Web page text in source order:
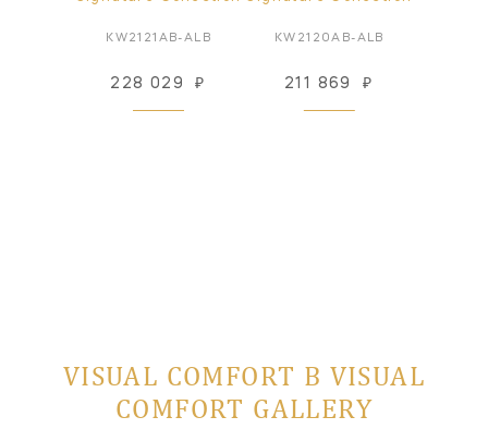
KW2121AB-ALB
228 029 ₽
KW2120AB-ALB
211 869 ₽
VISUAL COMFORT В VISUAL
COMFORT GALLERY